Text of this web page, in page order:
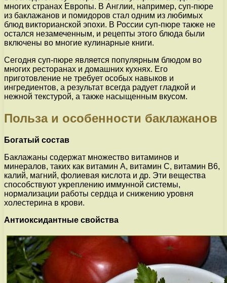
многих странах Европы. В Англии, например, суп-пюре
из баклажанов и помидоров стал одним из любимых
блюд викторианской эпохи. В России суп-пюре также не
остался незамеченным, и рецепты этого блюда были
включены во многие кулинарные книги.
Сегодня суп-пюре является популярным блюдом во
многих ресторанах и домашних кухнях. Его
приготовление не требует особых навыков и
ингредиентов, а результат всегда радует гладкой и
нежной текстурой, а также насыщенным вкусом.
Польза и особенности баклажанов
Богатый состав
Баклажаны содержат множество витаминов и
минералов, таких как витамин А, витамин С, витамин В6,
калий, магний, фолиевая кислота и др. Эти вещества
способствуют укреплению иммунной системы,
нормализации работы сердца и снижению уровня
холестерина в крови.
Антиоксидантные свойства